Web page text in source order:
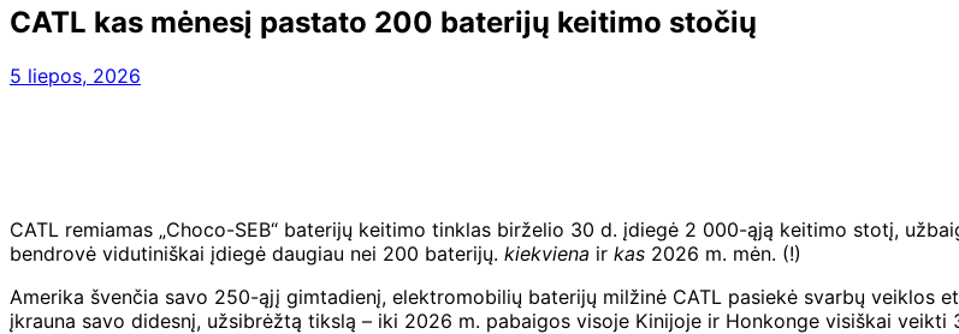
CATL kas mėnesį pastato 200 baterijų keitimo stočių
5 liepos, 2026
CATL remiamas „Choco-SEB“ baterijų keitimo tinklas birželio 30 d. įdiegė 2 000-ąją keitimo stotį,
bendrovė vidutiniškai įdiegė daugiau nei 200 baterijų. kiekviena ir kas 2026 m. mėn. (!)
Amerika švenčia savo 250-ąjį gimtadienį, elektromobilių baterijų milžinė CATL pasiekė svarbų veiklos
įkrauna savo didesnį, užsibrėžtą tikslą – iki 2026 m. pabaigos visoje Kinijoje ir Honkonge visiškai veikti